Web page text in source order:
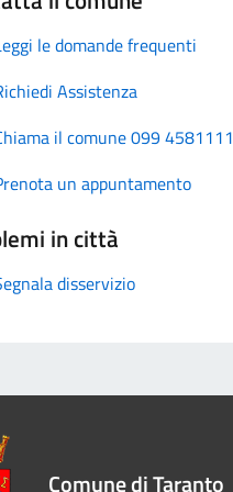
le domande frequenti
Assistenza
il comune 099 4581111
un appuntamento
in città
disservizio
Comune di Taranto